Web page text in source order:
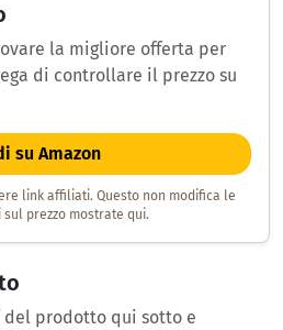
la migliore offerta per
di controllare il prezzo su
su Amazon
link affiliati. Questo non modifica le
sul prezzo mostrate qui.
prodotto qui sotto e